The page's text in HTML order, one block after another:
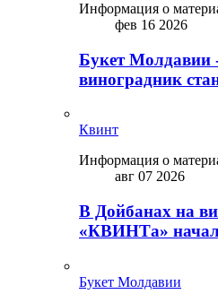
Информация о
фев 16 2026
Букет Молдавии
виноградник
Квинт
Информация о
авг 07 2026
В Дойбанах на
«КВИНТа»
Букет Молдавии